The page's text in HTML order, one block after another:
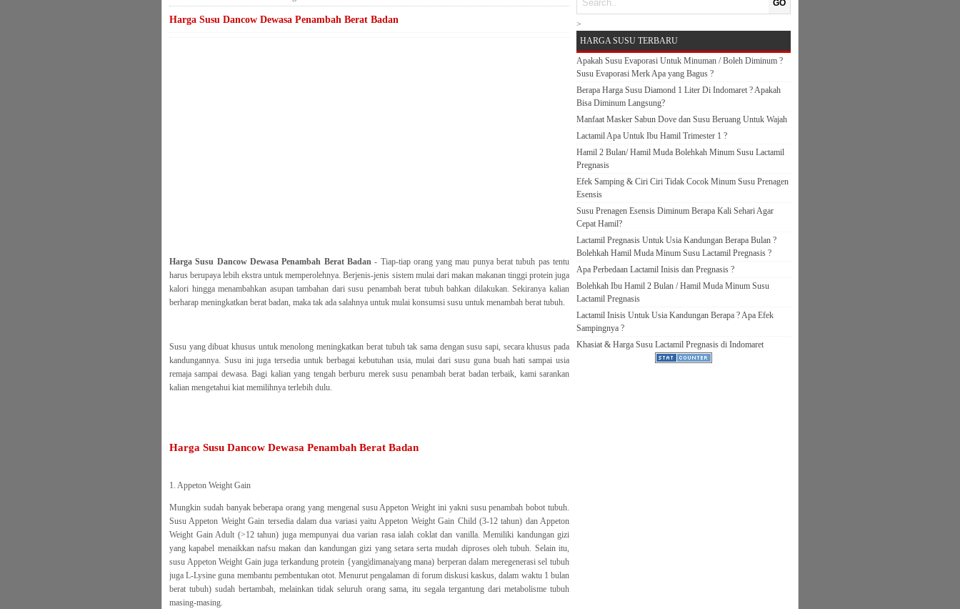
Harga Susu Dancow Dewasa Penambah Berat Badan
Harga Susu Dancow Dewasa Penambah Berat Badan- Tiap-tiap orang yang mau punya berat tubuh pas tentu
harus berupaya lebih ekstra untuk memperolehnya. Berjenis-jenis sistem mulai dari makan makanan tinggi protein juga
kalori hingga menambahkan asupan tambahan dari susu penambah berat tubuh bahkan dilakukan. Sekiranya kalian
berharap meningkatkan berat badan, maka tak ada salahnya untuk mulai konsumsi susu untuk menambah berat tubuh.
Susu yang dibuat khusus untuk menolong meningkatkan berat tubuh tak sama dengan susu sapi, secara khusus pada
kandungannya. Susu ini juga tersedia untuk berbagai kebutuhan usia, mulai dari susu guna buah hati sampai usia
remaja sampai dewasa. Bagi kalian yang tengah berburu merek susu penambah berat badan terbaik, kami sarankan
kalian mengetahui kiat memilihnya terlebih dulu.
Harga Susu Dancow Dewasa Penambah Berat Badan
1. Appeton Weight Gain
Mungkin sudah banyak beberapa orang yang mengenal susu Appeton Weight ini yakni susu penambah bobot tubuh.
Susu Appeton Weight Gain tersedia dalam dua variasi yaitu Appeton Weight Gain Child (3-12 tahun) dan Appeton
Weight Gain Adult (>12 tahun) juga mempunyai dua varian rasa ialah coklat dan vanilla. Memiliki kandungan gizi
yang kapabel menaikkan nafsu makan dan kandungan gizi yang setara serta mudah diproses oleh tubuh. Selain itu,
susu Appeton Weight Gain juga terkandung protein {yang|dimana|yang mana) berperan dalam meregenerasi sel tubuh
juga L-Lysine guna membantu pembentukan otot. Menurut pengalaman di forum diskusi kaskus, dalam waktu 1 bulan
berat tubuh) sudah bertambah, melainkan tidak seluruh orang sama, itu segala tergantung dari metabolisme tubuh
masing-masing.
GO
>
HARGA SUSU TERBARU
Apakah Susu Evaporasi Untuk Minuman / Boleh Diminum ?
Susu Evaporasi Merk Apa yang Bagus ?
Berapa Harga Susu Diamond 1 Liter Di Indomaret ? Apakah
Bisa Diminum Langsung?
Manfaat Masker Sabun Dove dan Susu Beruang Untuk Wajah
Lactamil Apa Untuk Ibu Hamil Trimester 1 ?
Hamil 2 Bulan/ Hamil Muda Bolehkah Minum Susu Lactamil
Pregnasis
Efek Samping & Ciri Ciri Tidak Cocok Minum Susu Prenagen
Esensis
Susu Prenagen Esensis Diminum Berapa Kali Sehari Agar
Cepat Hamil?
Lactamil Pregnasis Untuk Usia Kandungan Berapa Bulan ?
Bolehkah Hamil Muda Minum Susu Lactamil Pregnasis ?
Apa Perbedaan Lactamil Inisis dan Pregnasis ?
Bolehkah Ibu Hamil 2 Bulan / Hamil Muda Minum Susu
Lactamil Pregnasis
Lactamil Inisis Untuk Usia Kandungan Berapa ? Apa Efek
Sampingnya ?
Khasiat & Harga Susu Lactamil Pregnasis di Indomaret